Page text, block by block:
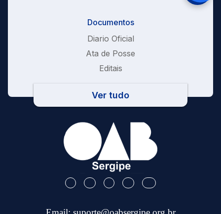
Documentos
Diario Oficial
Ata de Posse
Editais
Ver tudo